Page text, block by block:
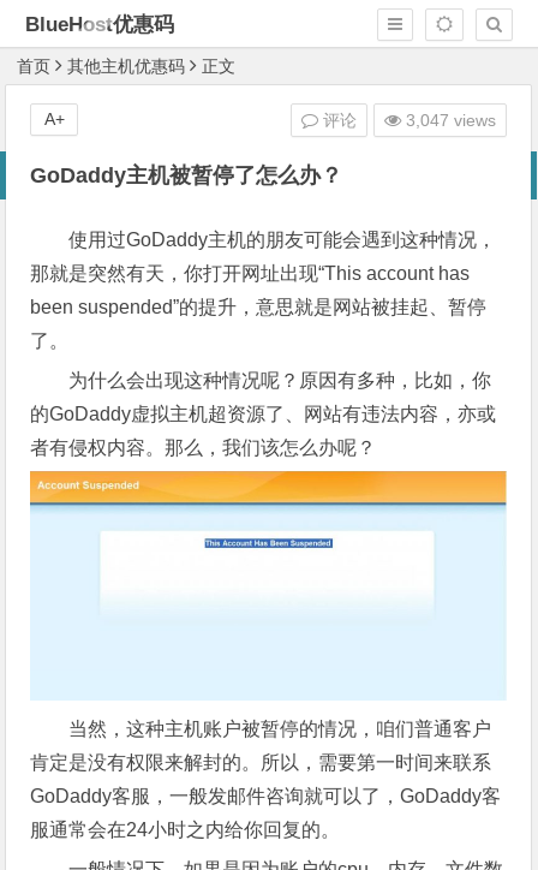
BlueHost优惠码
首页 其他主机优惠码 正文
GoDaddy主机被暂停了怎么办？
使用过GoDaddy主机的朋友可能会遇到这种情况，
那就是突然有天，你打开网址出现“This account has
been suspended”的提升，意思就是网站被挂起、暂停
了。
为什么会出现这种情况呢？原因有多种，比如，你
的GoDaddy虚拟主机超资源了、网站有违法内容，亦或
者有侵权内容。那么，我们该怎么办呢？
当然，这种主机账户被暂停的情况，咱们普通客户
肯定是没有权限来解封的。所以，需要第一时间来联系
GoDaddy客服，一般发邮件咨询就可以了，GoDaddy客
服通常会在24小时之内给你回复的。
评论 3,047 views
A+